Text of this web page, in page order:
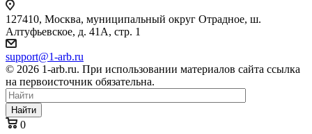
127410, Москва, муниципальный округ Отрадное, ш.
Алтуфьевское, д. 41А, стр. 1
support@1-arb.ru
© 2026 1-arb.ru. При использовании материалов сайта ссылка
на первоисточник обязательна.
Найти
0